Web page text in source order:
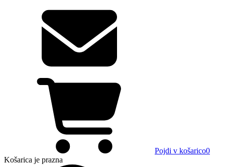
Pojdi v košarico0
Košarica je prazna